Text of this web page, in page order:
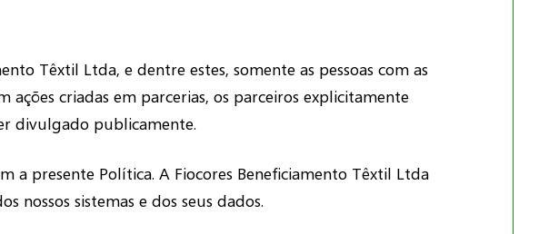
Têxtil Ltda, e dentre estes, somente as pessoas com as
ações criadas em parcerias, os parceiros explicitamente
divulgado publicamente.
a presente Política. A Fiocores Beneficiamento Têxtil Ltda
nossos sistemas e dos seus dados.